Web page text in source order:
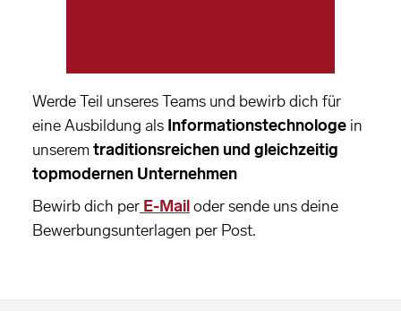
Werde Teil unseres Teams und bewirb dich für
eine Ausbildung als Informationstechnologe in
unserem traditionsreichen und gleichzeitig
topmodernen Unternehmen
Bewirb dich per E-Mailoder sende uns deine
Bewerbungsunterlagen per Post.